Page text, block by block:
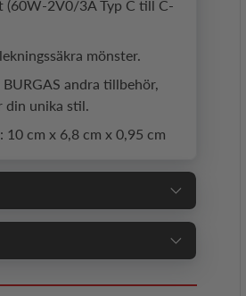
(60W-2V0/3A Typ C till C-
mönster.
andra tillbehör,
din unika stil.
cm x 6,8 cm x 0,95 cm